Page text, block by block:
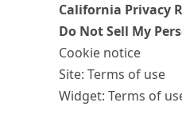
California Privacy
Do Not Sell My
Cookie notice
Site: Terms of use
Widget: Terms of